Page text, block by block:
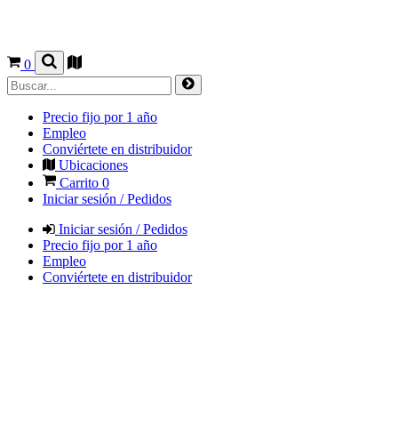
0
Precio fijo por 1 año
Empleo
Conviértete en distribuidor
Ubicaciones
Carrito 0
Iniciar sesión / Pedidos
Iniciar sesión / Pedidos
Precio fijo por 1 año
Empleo
Conviértete en distribuidor